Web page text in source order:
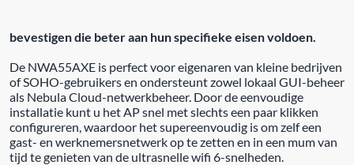
bevestigen die beter aan hun specifieke eisen voldoen.
De NWA55AXE is perfect voor eigenaren van kleine bedrijven
of SOHO-gebruikers en ondersteunt zowel lokaal GUI-beheer
als Nebula Cloud-netwerkbeheer. Door de eenvoudige
installatie kunt u het AP snel met slechts een paar klikken
configureren, waardoor het supereenvoudig is om zelf een
gast- en werknemersnetwerk op te zetten en in een mum van
tijd te genieten van de ultrasnelle wifi 6-snelheden.